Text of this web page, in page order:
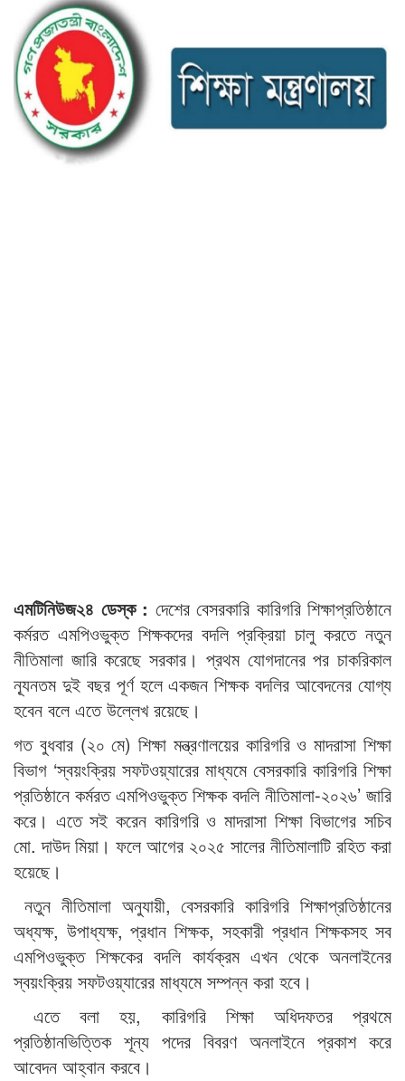
এমটিনিউজ২৪ ডেস্ক : দেশের বেসরকারি কারিগরি শিক্ষাপ্রতিষ্ঠানে
কর্মরত এমপিওভুক্ত শিক্ষকদের বদলি প্রক্রিয়া চালু করতে নতুন
নীতিমালা জারি করেছে সরকার। প্রথম যোগদানের পর চাকরিকাল
ন্যূনতম দুই বছর পূর্ণ হলে একজন শিক্ষক বদলির আবেদনের যোগ্য
হবেন বলে এতে উল্লেখ রয়েছে।
গত বুধবার (২০ মে) শিক্ষা মন্ত্রণালয়ের কারিগরি ও মাদরাসা শিক্ষা
বিভাগ ‘স্বয়ংক্রিয় সফটওয়্যারের মাধ্যমে বেসরকারি কারিগরি শিক্ষা
প্রতিষ্ঠানে কর্মরত এমপিওভুক্ত শিক্ষক বদলি নীতিমালা-২০২৬’ জারি
করে। এতে সই করেন কারিগরি ও মাদরাসা শিক্ষা বিভাগের সচিব
মো. দাউদ মিয়া। ফলে আগের ২০২৫ সালের নীতিমালাটি রহিত করা
হয়েছে।
নতুন নীতিমালা অনুযায়ী, বেসরকারি কারিগরি শিক্ষাপ্রতিষ্ঠানের
অধ্যক্ষ, উপাধ্যক্ষ, প্রধান শিক্ষক, সহকারী প্রধান শিক্ষকসহ সব
এমপিওভুক্ত শিক্ষকের বদলি কার্যক্রম এখন থেকে অনলাইনের
স্বয়ংক্রিয় সফটওয়্যারের মাধ্যমে সম্পন্ন করা হবে।
এতে বলা হয়, কারিগরি শিক্ষা অধিদফতর প্রথমে
প্রতিষ্ঠানভিত্তিক শূন্য পদের বিবরণ অনলাইনে প্রকাশ করে
আবেদন আহ্বান করবে।